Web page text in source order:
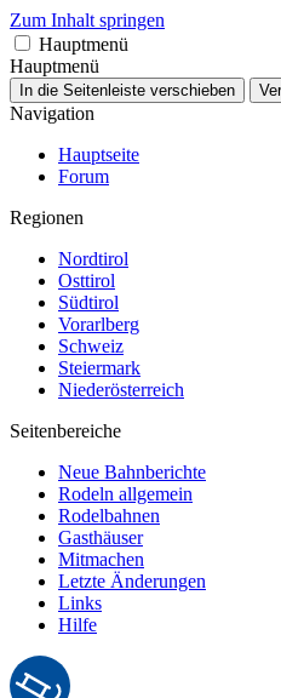
Zum Inhalt springen
Hauptmenü
Hauptmenü
In die Seitenleiste verschieben
Navigation
Hauptseite
Forum
Regionen
Nordtirol
Osttirol
Südtirol
Vorarlberg
Schweiz
Steiermark
Niederösterreich
Seitenbereiche
Neue Bahnberichte
Rodeln allgemein
Rodelbahnen
Gasthäuser
Mitmachen
Letzte Änderungen
Links
Hilfe